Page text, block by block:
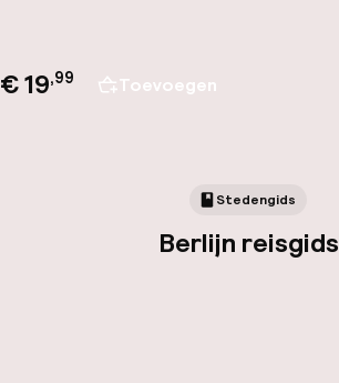
€ 19,99 Toevoegen
Stedengids
Berlijn reisgids